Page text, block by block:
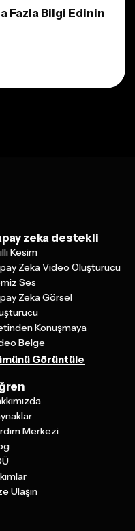
Fazla Bilgi Edinin
zeka destekli
Kesim
Zeka Video Oluşturucu
Ses
Zeka Görsel
Konuşmaya
Belge
Görüntüle
Merkezi
Ulaşın